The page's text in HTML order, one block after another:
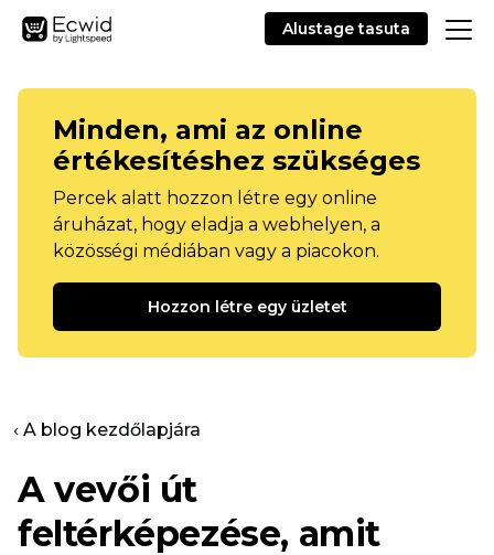
Alustage tasuta
Minden, ami az online
értékesítéshez szükséges
Percek alatt hozzon létre egy online
áruházat, hogy eladja a webhelyen, a
közösségi médiában vagy a piacokon.
Hozzon létre egy üzletet
‹ A blog kezdőlapjára
A vevői út
feltérképezése, amit